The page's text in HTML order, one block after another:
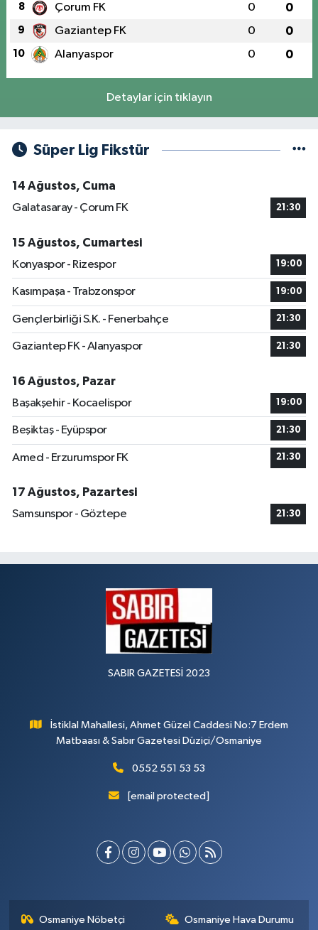
8 Çorum FK 0 0
9 Gaziantep FK 0 0
10 Alanyaspor 0 0
Detaylar için tıklayın
Süper Lig Fikstür
14 Ağustos, Cuma
Galatasaray - Çorum FK
21:30
15 Ağustos, Cumartesi
Konyaspor - Rizespor
19:00
Kasımpaşa - Trabzonspor 19:00
Gençlerbirliği S.K. - Fenerbahçe 21:30
Gaziantep FK - Alanyaspor 21:30
16 Ağustos, Pazar
Başakşehir - Kocaelispor
19:00
Beşiktaş - Eyüpspor 21:30
Amed - Erzurumspor FK 21:30
17 Ağustos, Pazartesi
Samsunspor - Göztepe
21:30
SABIR GAZETESİ 2023
İstiklal Mahallesi, Ahmet Güzel Caddesi No:7 Erdem
Matbaası & Sabır Gazetesi Düziçi/Osmaniye
0552 551 53 53
[email protected]
Osmaniye Nöbetçi Osmaniye Hava Durumu